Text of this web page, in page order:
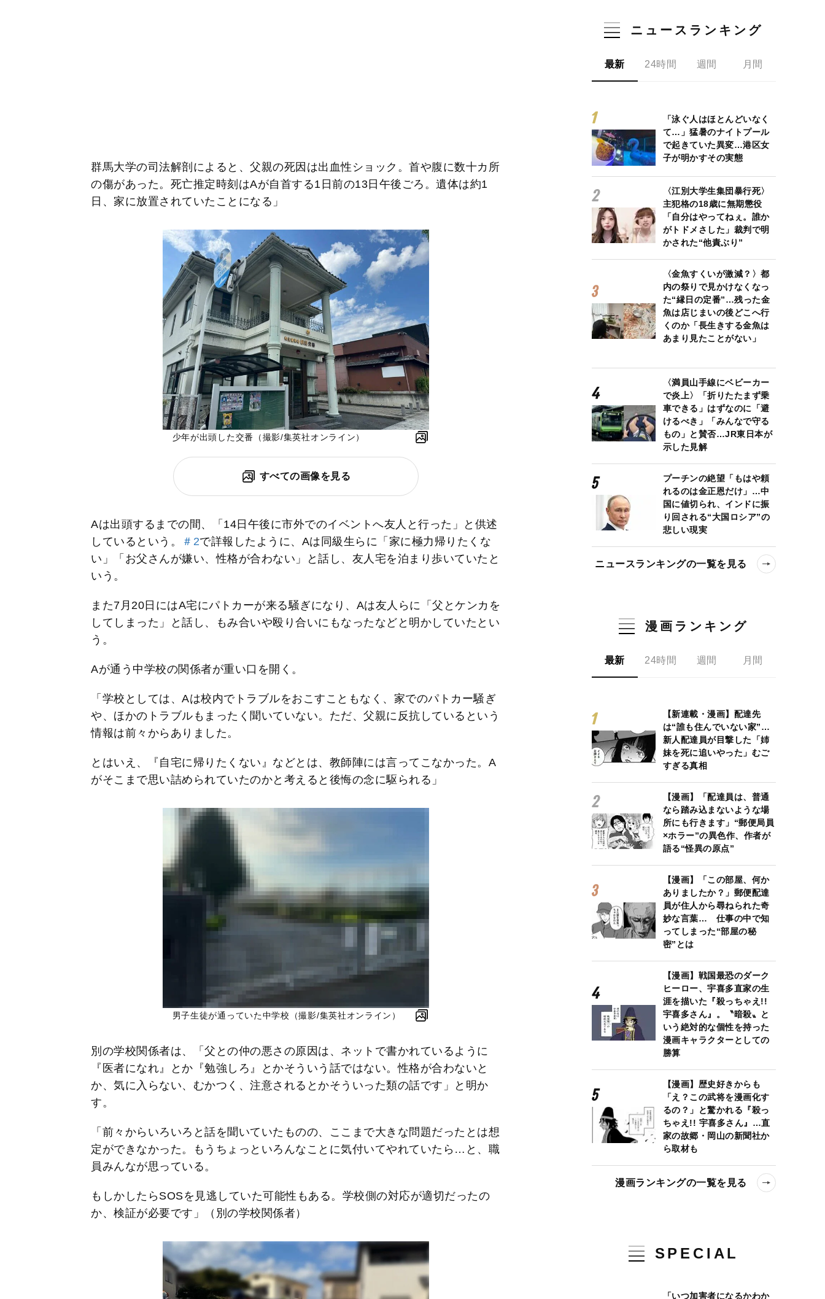
群馬大学の司法解剖によると、父親の死因は出血性ショック。首や腹に数十カ所
の傷があった。死亡推定時刻はAが自首する1日前の13日午後ごろ。遺体は約1
日、家に放置されていたことになる」
少年が出頭した交番（撮影/集英社オンライン）
すべての画像を見る
Aは出頭するまでの間、「14日午後に市外でのイベントへ友人と行った」と供述
しているという。
＃2で詳報したように、 Aは同級生らに「家に極力帰りたくな
い」「お父さんが嫌い、性格が合わない」と話し、友人宅を泊まり歩いていたと
いう。
また7月20日にはA宅にパトカーが来る騒ぎになり、Aは友人らに「父とケンカを
してしまった」と話し、もみ合いや殴り合いにもなったなどと明かしていたとい
う。
Aが通う中学校の関係者が重い口を開く。
「学校としては、Aは校内でトラブルをおこすこともなく、家でのパトカー騒ぎ
や、ほかのトラブルもまったく聞いていない。ただ、父親に反抗しているという
情報は前々からありました。
とはいえ、『自宅に帰りたくない』などとは、教師陣には言ってこなかった。A
がそこまで思い詰められていたのかと考えると後悔の念に駆られる」
男子生徒が通っていた中学校（撮影/集英社オンライン）
別の学校関係者は、「父との仲の悪さの原因は、ネットで書かれているように
『医者になれ』とか『勉強しろ』とかそういう話ではない。性格が合わないと
か、気に入らない、むかつく、注意されるとかそういった類の話です」と明か
す。
「前々からいろいろと話を聞いていたものの、ここまで大きな問題だったとは想
定ができなかった。もうちょっといろんなことに気付いてやれていたら…と、職
員みんなが思っている。
もしかしたらSOSを見逃していた可能性もある。学校側の対応が適切だったの
か、検証が必要です」（別の学校関係者）
ニュースランキング
最新 24時間 週間 月間
「泳ぐ人はほとんどいなく
て…」猛暑のナイトプール
で起きていた異変…港区女
子が明かすその実態
〈江別大学生集団暴行死〉
主犯格の18歳に無期懲役
「自分はやってねぇ。誰か
がトドメさした」裁判で明
かされた“他責ぶり”
〈金魚すくいが激減？〉都
内の祭りで見かけなくなっ
た“縁日の定番”…残った金
魚は店じまいの後どこへ行
くのか「長生きする金魚は
あまり見たことがない」
〈満員山手線にベビーカー
で炎上〉「折りたたまず乗
車できる」はずなのに「避
けるべき」「みんなで守る
もの」と賛否…JR東日本が
示した見解
プーチンの絶望「もはや頼
れるのは金正恩だけ」…中
国に値切られ、インドに振
り回される“大国ロシア”の
悲しい現実
ニュースランキングの一覧を見る
漫画ランキング
最新 24時間 週間 月間
【新連載・漫画】配達先
は“誰も住んでいない家”…
新人配達員が目撃した「姉
妹を死に追いやった」むご
すぎる真相
【漫画】「配達員は、普通
なら踏み込まないような場
所にも行きます」“郵便局員
×ホラー”の異色作、作者が
語る“怪異の原点”
【漫画】「この部屋、何か
ありましたか？」郵便配達
員が住人から尋ねられた奇
妙な言葉… 仕事の中で知
ってしまった“部屋の秘
密”とは
【漫画】戦国最恐のダーク
ヒーロー、宇喜多直家の生
涯を描いた『殺っちゃえ!!
宇喜多さん』。〝暗殺〟と
いう絶対的な個性を持った
漫画キャラクターとしての
勝算
【漫画】歴史好きからも
「え？この武将を漫画化す
るの？」と驚かれる『殺っ
ちゃえ!! 宇喜多さん』…直
家の故郷・岡山の新聞社か
ら取材も
漫画ランキングの一覧を見る
SPECIAL
「いつ加害者になるかわか